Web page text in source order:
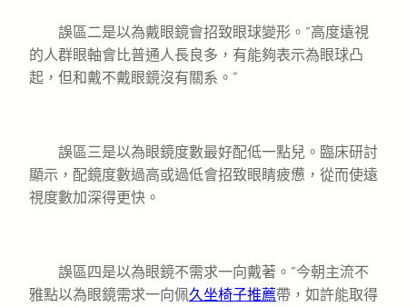
誤區二是以為戴眼鏡會招致眼球變形。“高度遠視
的人群眼軸會比普通人長良多，有能夠表示為眼球凸
起，但和戴不戴眼鏡沒有關系。”
誤區三是以為眼鏡度數最好配低一點兒。臨床研討
顯示，配鏡度數過高或過低會招致眼睛疲憊，從而使遠
視度數加深得更快。
誤區四是以為眼鏡不需求一向戴著。“今朝主流不
雅點以為眼鏡需求一向佩久坐椅子推薦帶，如許能取得